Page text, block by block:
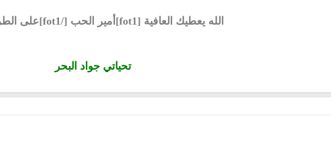
الله يعطيك العافية [fot1]أمير الحب [/fot1]على الطرح الرائع
تحياتي جواد البحر